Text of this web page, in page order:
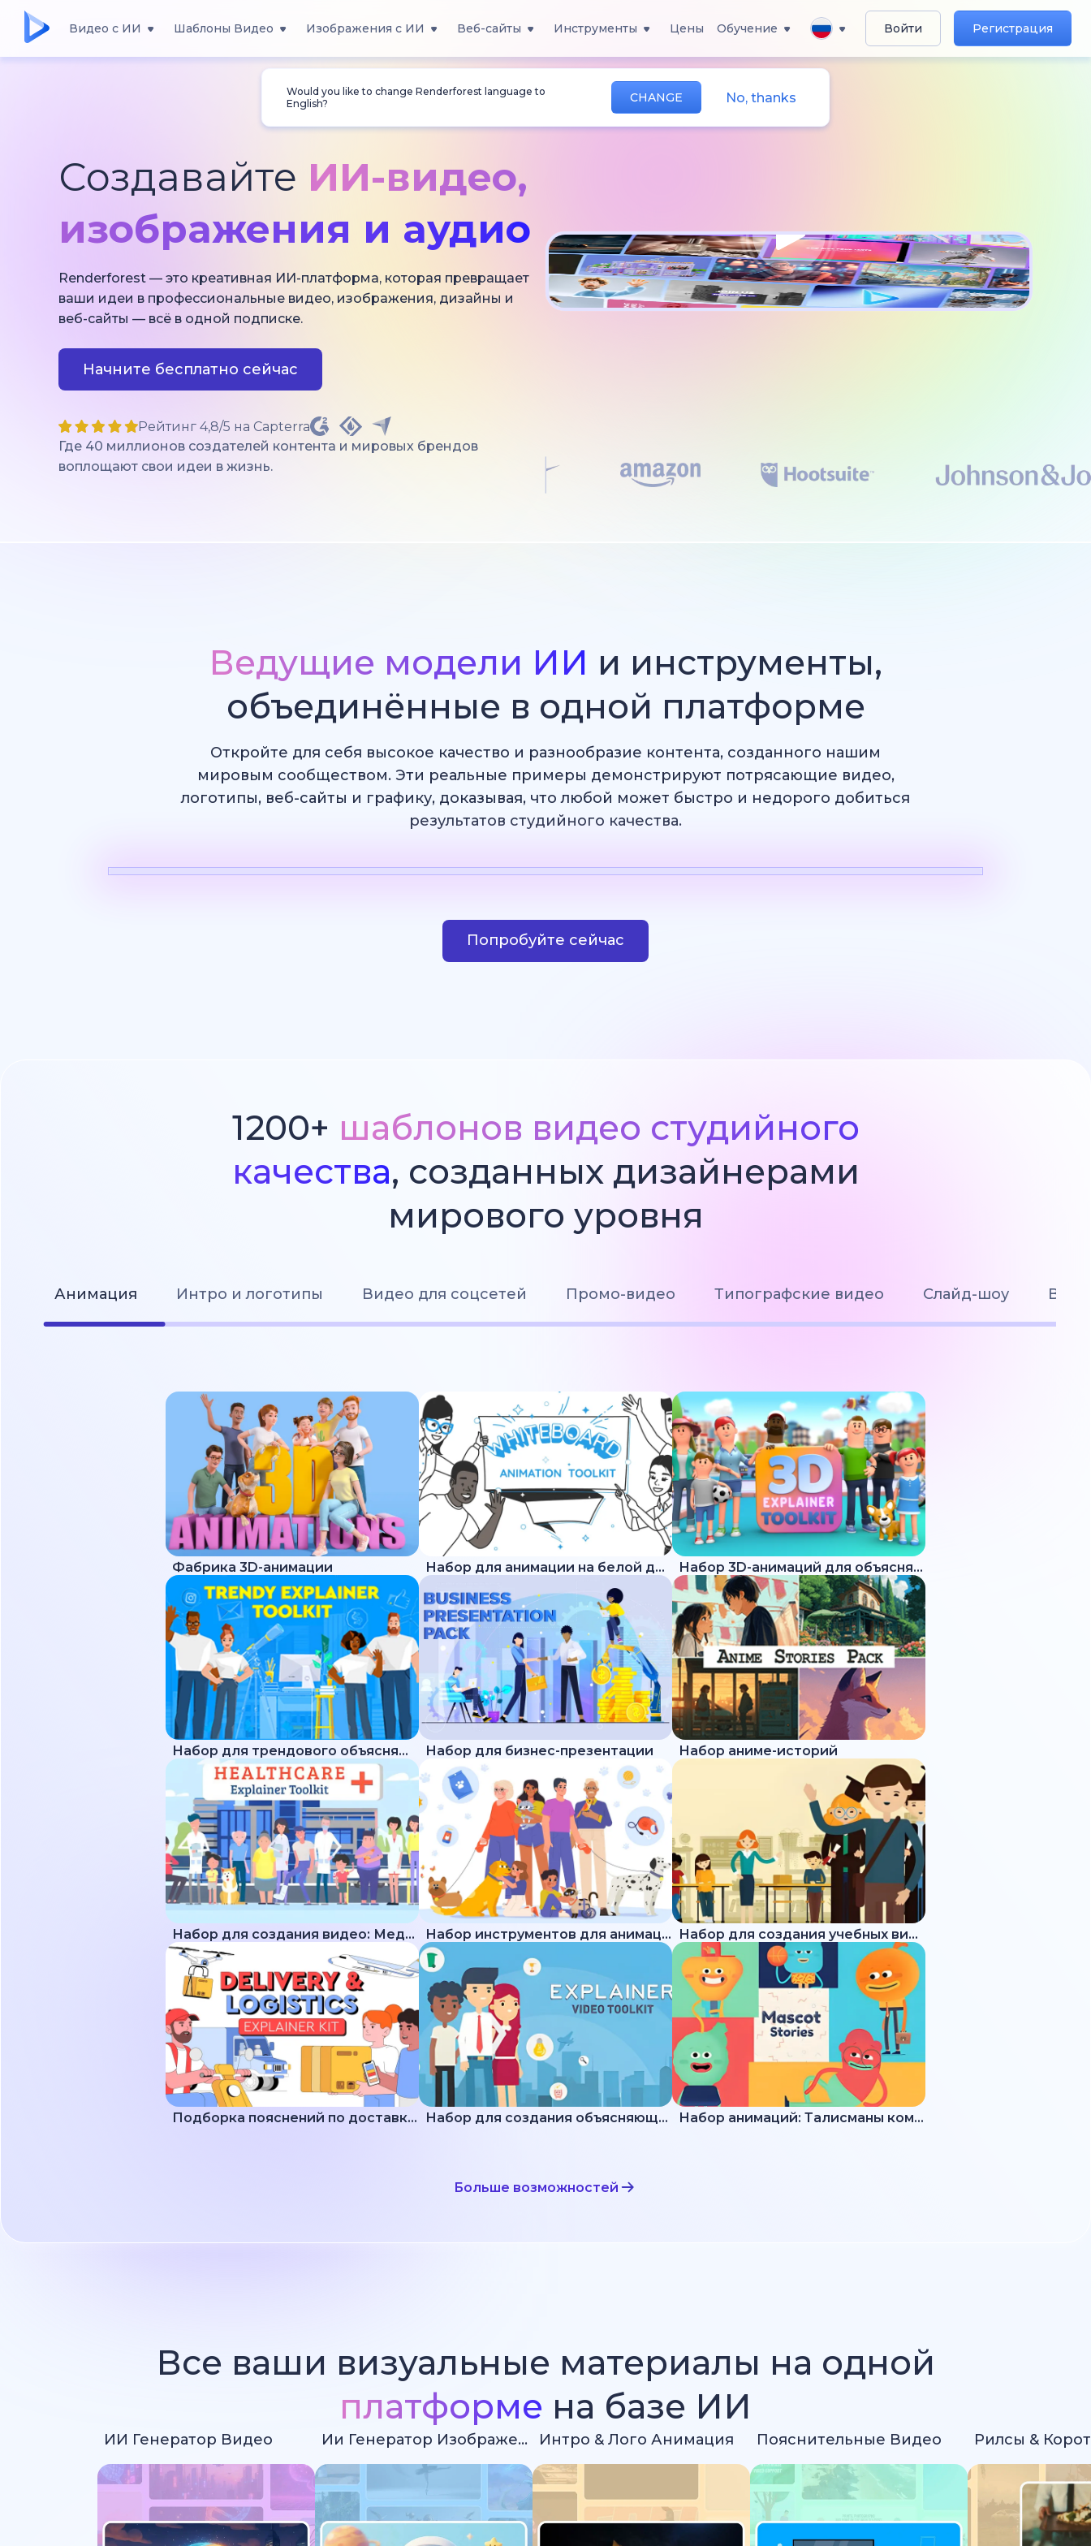
Видео с ИИ Шаблоны Видео Изображения с ИИ Веб-сайты Инструменты Цены Обучение Войти Регистрация
Would you like to change Renderforest language to
English?
CHANGE No, thanks
Создавайте ИИ-видео,
изображения и аудио
Renderforest — это креативная ИИ-платформа, которая превращает
ваши идеи в профессиональные видео, изображения, дизайны и
веб-сайты — всё в одной подписке.
Начните бесплатно сейчас
Рейтинг 4,8/5 на Capterra
Где 40 миллионов создателей контента и мировых брендов
воплощают свои идеи в жизнь.
Ведущие модели ИИ и инструменты,
объединённые в одной платформе
Откройте для себя высокое качество и разнообразие контента, созданного нашим
мировым сообществом. Эти реальные примеры демонстрируют потрясающие видео,
логотипы, веб-сайты и графику, доказывая, что любой может быстро и недорого добиться
результатов студийного качества.
Попробуйте сейчас
1200+ шаблонов видео студийного
качества, созданных дизайнерами
мирового уровня
Анимация Интро и логотипы Видео для соцсетей Промо-видео Типографские видео Слайд-шоу
Фабрика 3D-анимации Набор для анимации на белой доске Набор 3D-анимаций для объясняющих роликов
Набор для трендового объясняющего ролика Набор для бизнес-презентации Набор аниме-историй
Набор для создания видео: Медицина Набор инструментов для анимации животных Набор для создания учебных видео
Подборка пояснений по доставке и логистике Набор для создания объясняющих видео Набор анимаций: Талисманы команды
Больше возможностей
Все ваши визуальные материалы на одной
платформе на базе ИИ
ИИ Генератор Видео Ии Генератор Изображений Интро & Лого Анимация Пояснительные Видео